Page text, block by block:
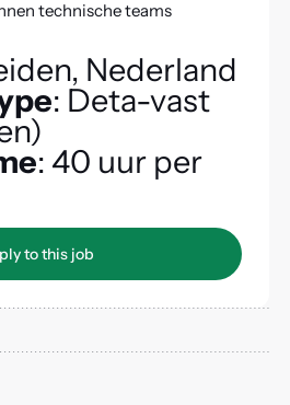
technische teams
Nederland
: Deta-vast
: 40 uur per
to this job